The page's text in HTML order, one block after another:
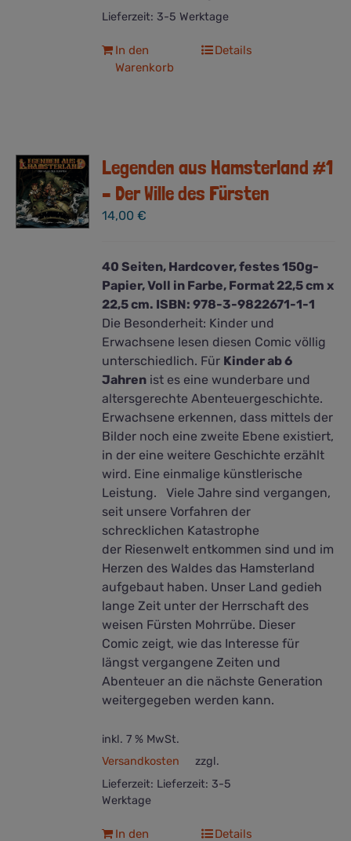
Lieferzeit: 3-5 Werktage
In den
Warenkorb
Details
Legenden aus Hamsterland #1
– Der Wille des Fürsten
14,00€
40 Seiten, Hardcover, festes 150g-
Papier, Voll in Farbe, Format 22,5 cm x
22,5 cm. ISBN: 978-3-9822671-1-1
Die Besonderheit: Kinder und
Erwachsene lesen diesen Comic völlig
unterschiedlich. Für Kinder ab 6
Jahren ist es eine wunderbare und
altersgerechte Abenteuergeschichte.
Erwachsene erkennen, dass mittels der
Bilder noch eine zweite Ebene existiert,
in der eine weitere Geschichte erzählt
wird. Eine einmalige künstlerische
Leistung. Viele Jahre sind vergangen,
seit unsere Vorfahren der
schrecklichen Katastrophe
der Riesenwelt entkommen sind und im
Herzen des Waldes das Hamsterland
aufgebaut haben. Unser Land gedieh
lange Zeit unter der Herrschaft des
weisen Fürsten Mohrrübe. Dieser
Comic zeigt, wie das Interesse für
längst vergangene Zeiten und
Abenteuer an die nächste Generation
weitergegeben werden kann.
inkl. 7 % MwSt.
zzgl.
Versandkosten
Lieferzeit: Lieferzeit: 3-5
Werktage
In den Details